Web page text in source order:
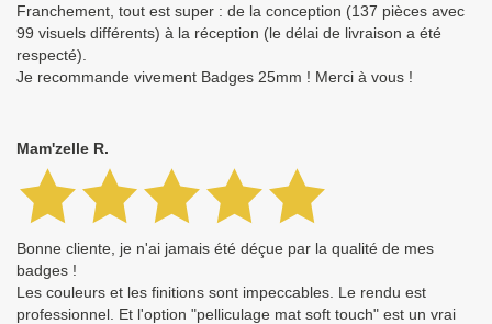
Franchement, tout est super : de la conception (137 pièces avec
99 visuels différents) à la réception (le délai de livraison a été
respecté).
Je recommande vivement Badges 25mm ! Merci à vous !
Mam'zelle R.
Bonne cliente, je n'ai jamais été déçue par la qualité de mes
badges !
Les couleurs et les finitions sont impeccables. Le rendu est
professionnel. Et l'option "pelliculage mat soft touch" est un vrai